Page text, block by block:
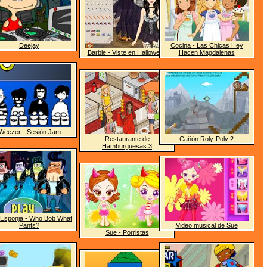
Deejay
- Sesión Jam
- Who Bob What
Pants?
Barbie - Viste en Halloween
Restaurante de
Hamburguesas 3
Sue - Porristas
Cocina - Las Chicas Hey
Hacen Magdalenas
Cañón Roly-Poly 2
Video musical de Sue